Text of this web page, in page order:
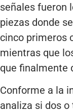
señales fueron
piezas donde
cinco primeros
mientras que
que finalmente
Conforme a la
analiza si dos